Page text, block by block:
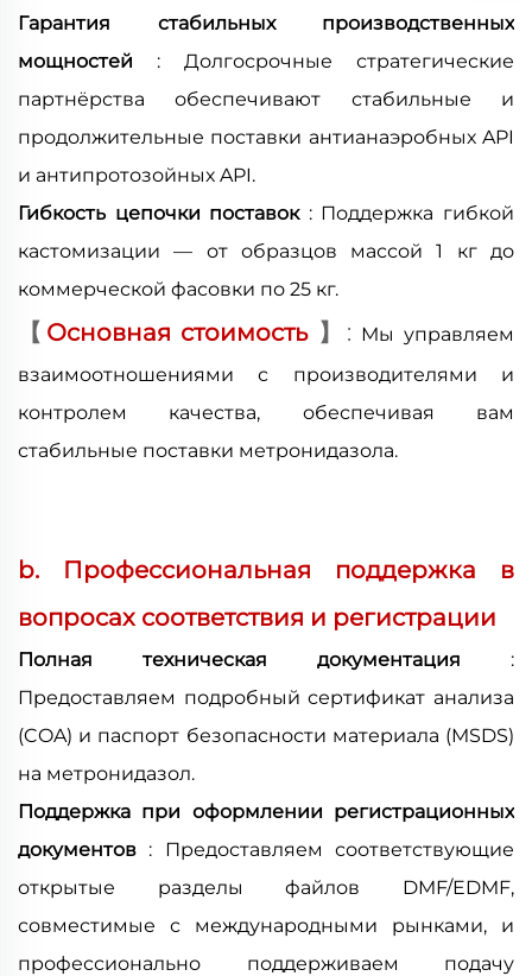
Гарантия стабильных производственных
мощностей : Долгосрочные стратегические
партнёрства обеспечивают стабильные и
продолжительные поставки антианаэробных API
и антипротозойных API.
Гибкость цепочки поставок : Поддержка гибкой
кастомизации — от образцов массой 1 кг до
коммерческой фасовки по 25 кг.
【 Основная стоимость 】 : Мы управляем
взаимоотношениями с производителями и
контролем качества, обеспечивая вам
стабильные поставки метронидазола.
b. Профессиональная поддержка в
вопросах соответствия и регистрации
Полная техническая документация :
Предоставляем подробный сертификат анализа
(COA) и паспорт безопасности материала (MSDS)
на метронидазол.
Поддержка при оформлении регистрационных
документов : Предоставляем соответствующие
открытые разделы файлов DMF/EDMF,
совместимые с международными рынками, и
профессионально поддерживаем подачу